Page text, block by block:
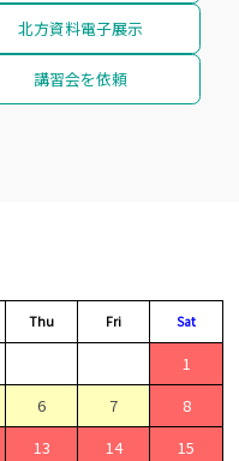
北方資料電子展示
講習会を依頼
Thu Fri Sat
1
6 7
8
13 14
15